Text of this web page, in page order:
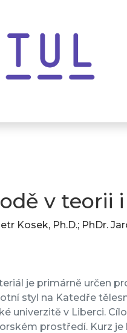
v teorii
Kosek, Ph.D.; PhDr.
je primárně určen
styl na Katedře
univerzitě v Liberci.
prostředí. Kurz